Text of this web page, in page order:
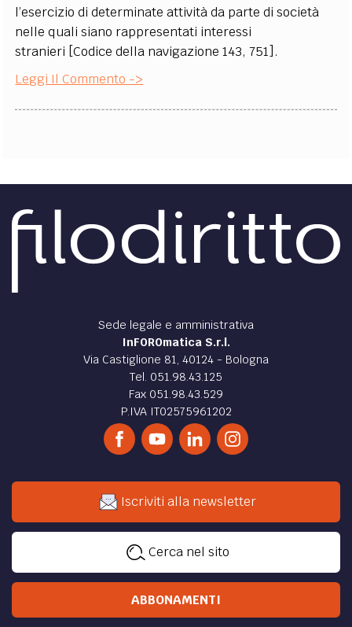
l’esercizio di determinate attività da parte di società
nelle quali siano rappresentati interessi
stranieri [Codice della navigazione 143, 751].
Leggi Il Commento ->
Sede legale e amministrativa
InFOROmatica S.r.l.
Via Castiglione 81, 40124 - Bologna
Tel. 051.98.43.125
Fax 051.98.43.529
P.IVA IT02575961202
Iscriviti alla newsletter
Cerca nel sito
ABBONAMENTI